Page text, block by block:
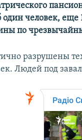
один человек, еще
по
разрушены
Людей под